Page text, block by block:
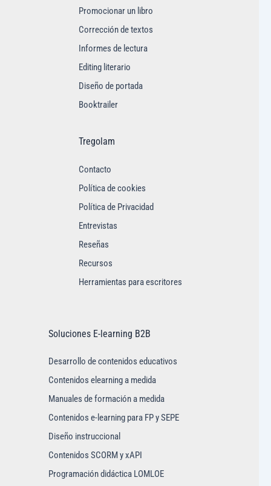
Promocionar un libro
Corrección de textos
Informes de lectura
Editing literario
Diseño de portada
Booktrailer
Tregolam
Contacto
Política de cookies
Política de Privacidad
Entrevistas
Reseñas
Recursos
Herramientas para escritores
Soluciones E-learning B2B
Desarrollo de contenidos educativos
Contenidos elearning a medida
Manuales de formación a medida
Contenidos e-learning para FP y SEPE
Diseño instruccional
Contenidos SCORM y xAPI
Programación didáctica LOMLOE